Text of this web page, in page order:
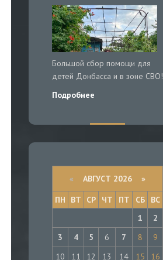
Большой сбор помощи для
детей Донбасса и в зоне СВО!
Подробнее
« АВГУСТ 2026 »
ПН
ВТ СР ЧТ ПТ СБ
ВС
1
2
3
4 5 6 7 8
9
10
11 12 13 14 15
16